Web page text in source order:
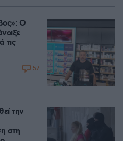
Ο
τις
57
την
στη